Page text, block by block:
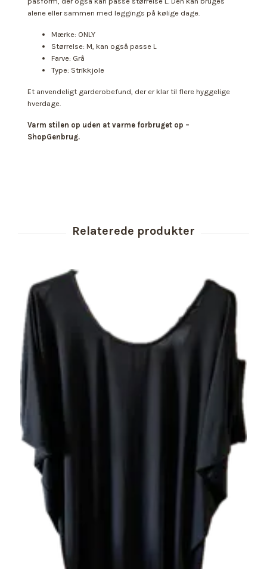
alene eller sammen med leggings på kølige dage.
Mærke: ONLY
Størrelse: M, kan også passe L
Farve: Grå
Type: Strikkjole
Et anvendeligt garderobefund, der er klar til flere hyggelige
hverdage.
Varm stilen op uden at varme forbruget op –
ShopGenbrug.